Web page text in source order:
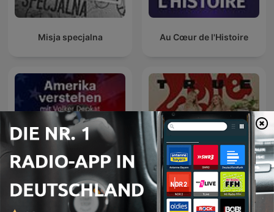
Misja specjalna Au Cœur de l'Histoire
Amerika verstehen. Mit
Volker Depkat
TRUE LOVE